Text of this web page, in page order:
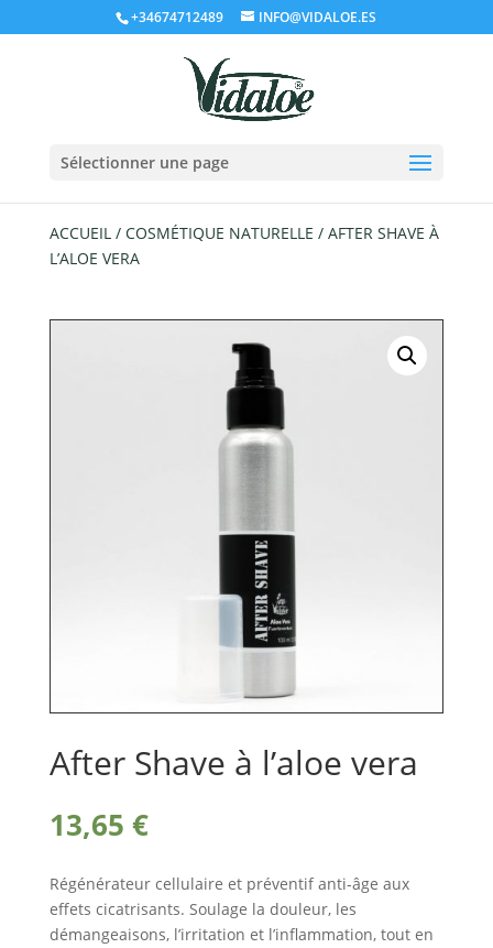
+34674712489 INFO@VIDALOE.ES
Sélectionner une page
ACCUEIL/ COSMÉTIQUE NATURELLE / AFTER SHAVE À
L’ALOE VERA
After Shave à l’aloe vera
13,65 €
Régénérateur cellulaire et préventif anti-âge aux
effets cicatrisants. Soulage la douleur, les
démangeaisons, l’irritation et l’inflammation, tout en